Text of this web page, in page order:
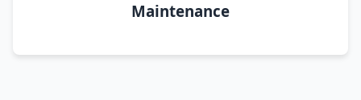
Maintenance